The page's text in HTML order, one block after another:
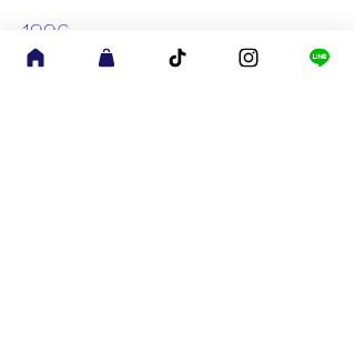
1996
相模大野店 開店（現在は閉店）